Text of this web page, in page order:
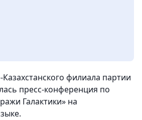
филиала партии
пресс-конференция по
Галактики» на